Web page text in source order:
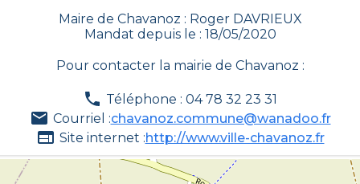
Maire de Chavanoz : Roger DAVRIEUX
Mandat depuis le : 18/05/2020
Pour contacter la mairie de Chavanoz :
Téléphone : 04 78 32 23 31
Courriel :chavanoz.commune@wanadoo.fr
Site internet :http://www.ville-chavanoz.fr